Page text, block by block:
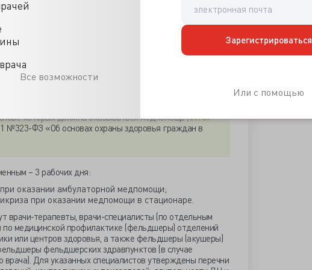
Все возможности
Зарегистрироваться
Или с помощью
периоде после перенесенных острых
и отравлений).
расширен перечень хронических заболеваний,
при наличии которых необходимо ДН.
имеет заболевание, не включенное в перечни
клиническим рекомендациям, то ДН должно
время идет поэтапный переход к
которых должна оказываться медпомощь (ст. 37
№323-ФЗ «Об основах охраны здоровья граждан в
– 3 рабочих дня:
оказании амбулаторной медпомощи;
при оказании медпомощи в стационаре.
врачи-терапевты, врачи-специалисты (по отдельным
по медицинской профилактике (фельдшеры) отделений
или центров здоровья, а также фельдшеры (акушеры)
фельдшерских здравпунктов (в случае
Для указанных специалистов утверждены перечни